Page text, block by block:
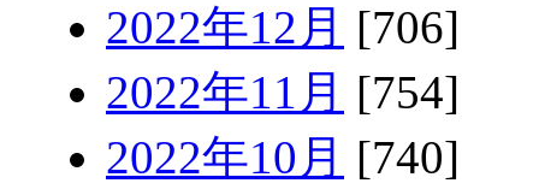
2022年12月 [706]
2022年11月 [754]
2022年10月 [740]